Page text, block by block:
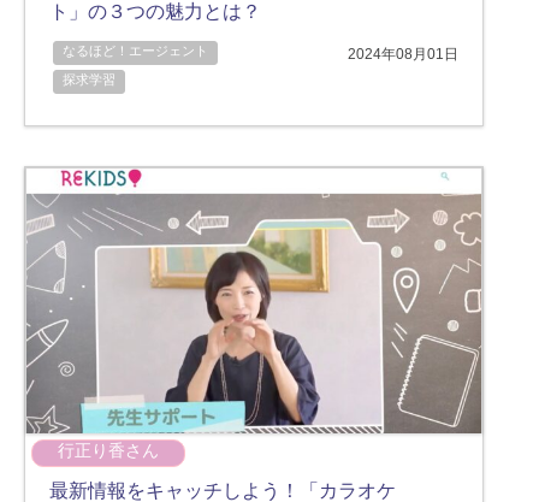
ト」の３つの魅力とは？
なるほど！エージェント
探求学習
2024年08月01日
行正り香さん
最新情報をキャッチしよう！「カラオケ